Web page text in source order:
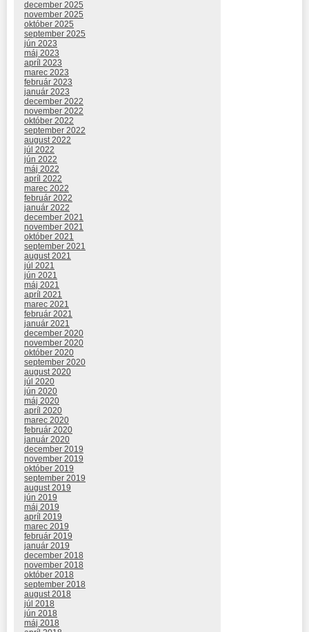
december 2025
november 2025
október 2025
september 2025
jún 2023
máj 2023
apríl 2023
marec 2023
február 2023
január 2023
december 2022
november 2022
október 2022
september 2022
august 2022
júl 2022
jún 2022
máj 2022
apríl 2022
marec 2022
február 2022
január 2022
december 2021
november 2021
október 2021
september 2021
august 2021
júl 2021
jún 2021
máj 2021
apríl 2021
marec 2021
február 2021
január 2021
december 2020
november 2020
október 2020
september 2020
august 2020
júl 2020
jún 2020
máj 2020
apríl 2020
marec 2020
február 2020
január 2020
december 2019
november 2019
október 2019
september 2019
august 2019
jún 2019
máj 2019
apríl 2019
marec 2019
február 2019
január 2019
december 2018
november 2018
október 2018
september 2018
august 2018
júl 2018
jún 2018
máj 2018